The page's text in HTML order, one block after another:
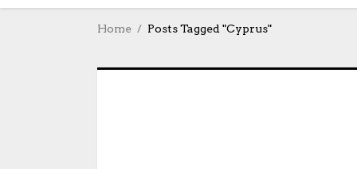
Home Posts Tagged "Cyprus"